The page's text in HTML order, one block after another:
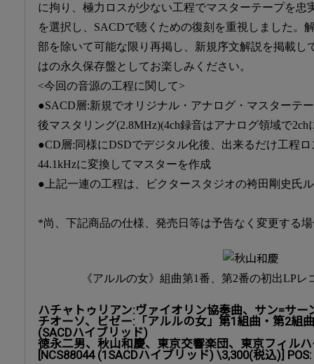
に拘り、極力ロスが少ない工程でマスターテープを忠
を選択し、SACDで聴くための復刻を重視しました。
部を除いて可能な限り再掲し、新規序文解説を掲載し
はの永久保存盤としてお楽しみください。
<今回の音源の工程に関して>
●SACD層:新規でオリジナル・アナログ・マスターテ
後マスタリング(2.8MHz)(4ch録音はアナログ領域で2ch
●CD層:同様にDSDでデジタル化後、出来るだけ工程
44.1kHzに変換してマスターを作成
●上記一連の工程は、ビクタースタジオの袴田剛史氏
*尚、下記商品の仕様、発売日等は予告なく変更する
《アルルの女》組曲第1番、第2番の初出LP
ハチャトゥリアン:ヴァイオリン協奏曲、サン=サ
チオーソ、ビゼー:「アルルの女」第1組曲・第2組
(SACDハイブリッド)
徳永二男、秋山和慶、東京交響楽団、東京フィル
[NCS88044 (1SACDハイブリッド) \3,300(税込)]